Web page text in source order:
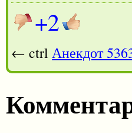
+2
← ctrl Анекдот